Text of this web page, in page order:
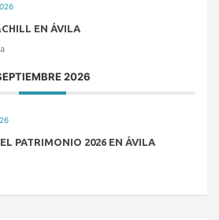
EN ÁVILA
2026
PATRIMONIO 2026 EN ÁVILA